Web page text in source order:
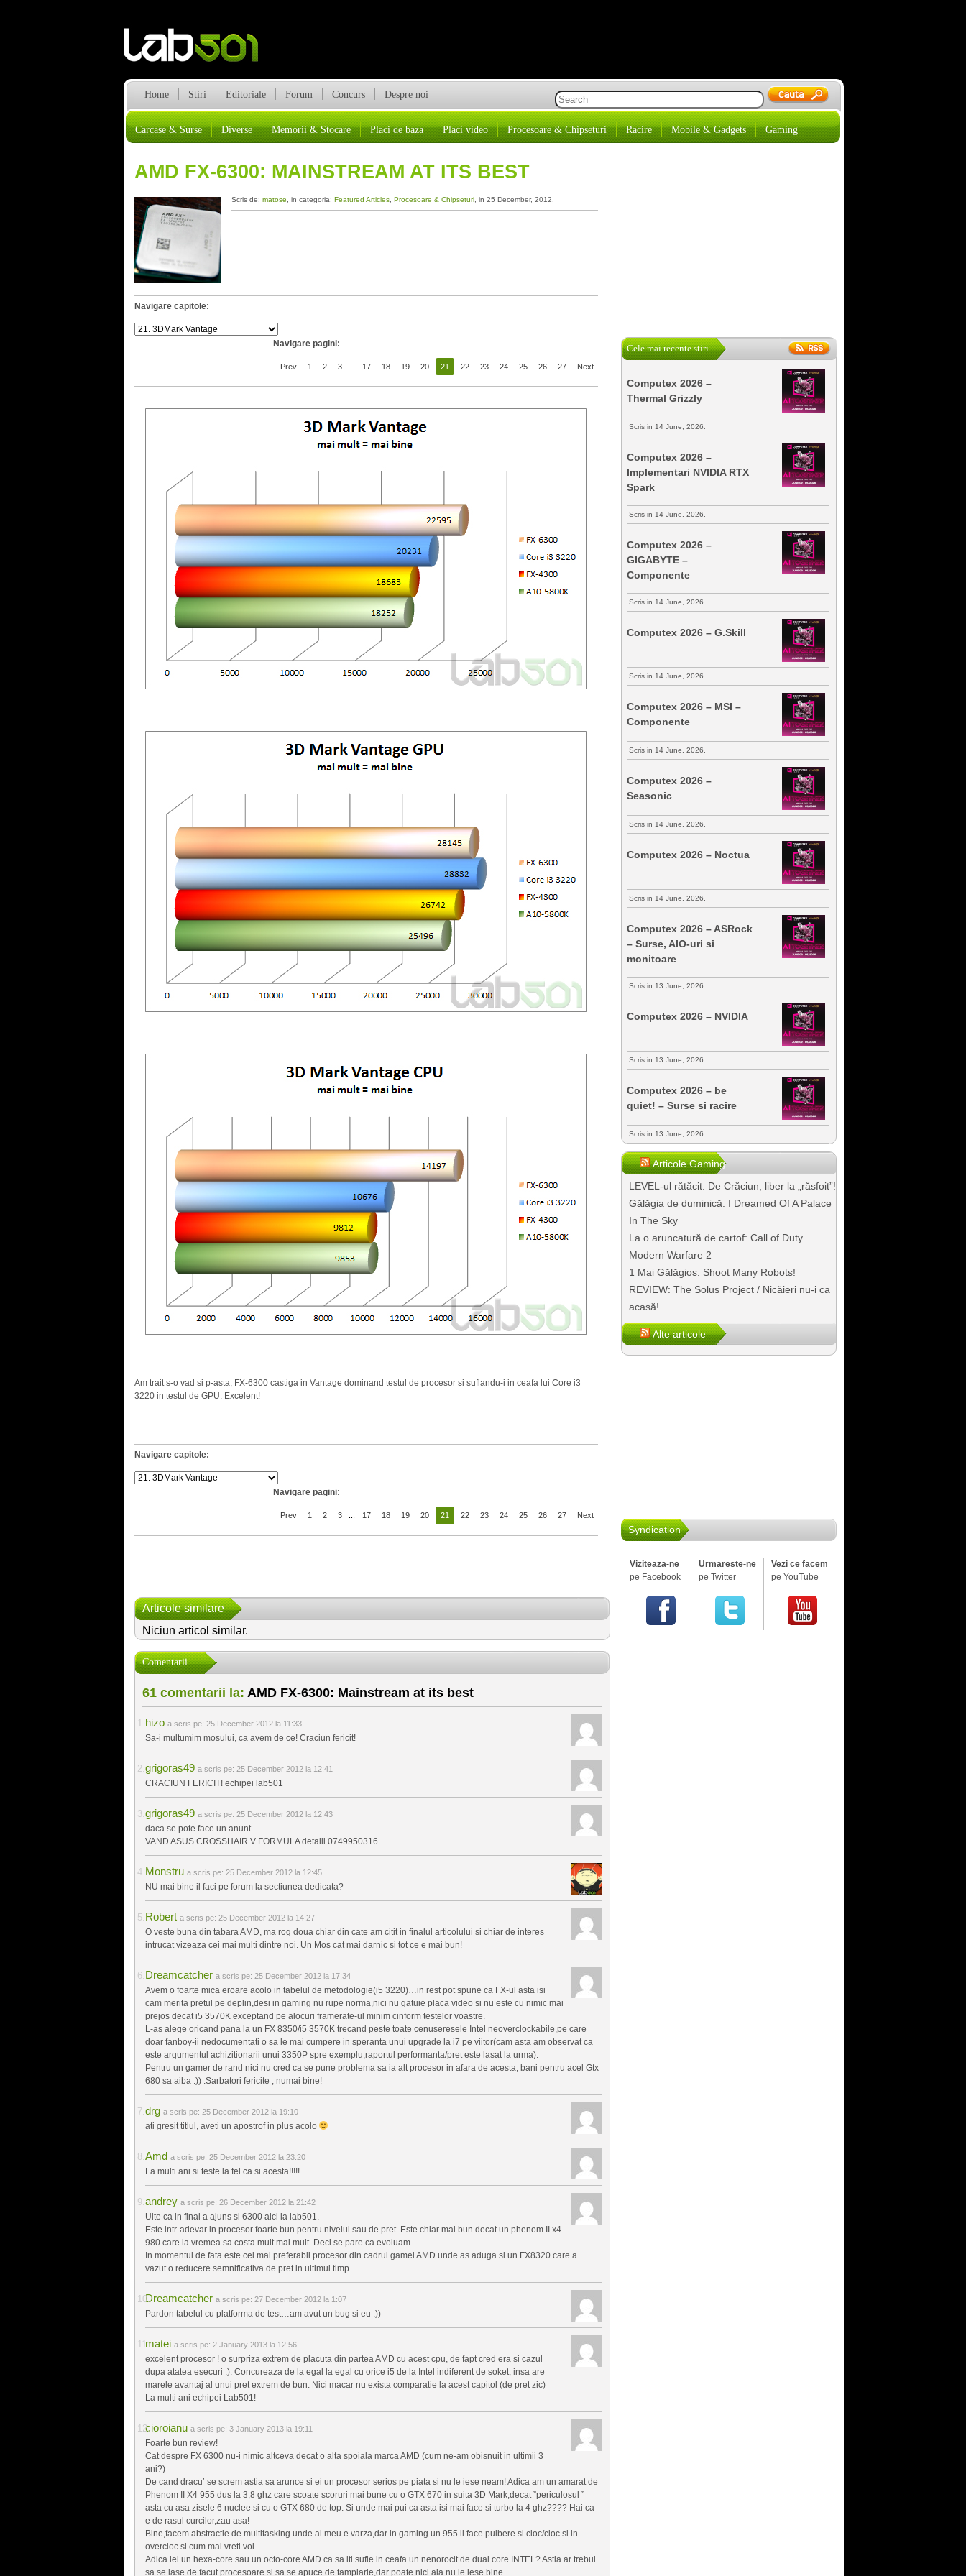
Home Stiri Editoriale Forum Concurs Despre noi
Carcase & Surse Diverse Memorii & Stocare Placi de baza Placi video Procesoare & Chipseturi Racire Mobile & Gadgets Gaming
AMD FX-6300: MAINSTREAM AT ITS BEST
Scris de: matose , in categoria: Featured Articles, Procesoare & Chipseturi, in 25 December, 2012.
Navigare capitole:
Navigare pagini:
Prev 1 2 3 17 18 19 20 21 22 23 24 25 26 27 Next
Am trait s-o vad si p-asta, FX-6300 castiga in Vantage dominand testul de procesor si suflandu-i in ceafa lui Core i3
3220 in testul de GPU. Excelent!
Navigare capitole:
Navigare pagini:
Prev 1 2 3 17 18 19 20 21 22 23 24 25 26 27 Next
Articole similare
Niciun articol similar.
Comentarii
61 comentarii la: AMD FX-6300: Mainstream at its best
hizo a scris pe: 25 December 2012 la 11:33
Sa-i multumim mosului, ca avem de ce! Craciun fericit!
grigoras49 a scris pe: 25 December 2012 la 12:41
CRACIUN FERICIT! echipei lab501
grigoras49 a scris pe: 25 December 2012 la 12:43
daca se pote face un anunt
VAND ASUS CROSSHAIR V FORMULA detalii 0749950316
Monstru a scris pe: 25 December 2012 la 12:45
NU mai bine il faci pe forum la sectiunea dedicata?
Robert a scris pe: 25 December 2012 la 14:27
O veste buna din tabara AMD, ma rog doua chiar din cate am citit in finalul articolului si chiar de interes
intrucat vizeaza cei mai multi dintre noi. Un Mos cat mai darnic si tot ce e mai bun!
Dreamcatcher a scris pe: 25 December 2012 la 17:34
Avem o foarte mica eroare acolo in tabelul de metodologie(i5 3220)…in rest pot spune ca FX-ul asta isi
cam merita pretul pe deplin,desi in gaming nu rupe norma,nici nu gatuie placa video si nu este cu nimic mai
prejos decat i5 3570K exceptand pe alocuri framerate-ul minim cinform testelor voastre.
L-as alege oricand pana la un FX 8350/i5 3570K trecand peste toate cenuseresele Intel neoverclockabile,pe care
doar fanboy-ii nedocumentati o sa le mai cumpere in speranta unui upgrade la i7 pe viitor(cam asta am observat ca
este argumentul achizitionarii unui 3350P spre exemplu,raportul performanta/pret este lasat la urma).
Pentru un gamer de rand nici nu cred ca se pune problema sa ia alt procesor in afara de acesta, bani pentru acel Gtx
680 sa aiba :)) .Sarbatori fericite , numai bine!
drg a scris pe: 25 December 2012 la 19:10
ati gresit titlul, aveti un apostrof in plus acolo
Amd a scris pe: 25 December 2012 la 23:20
La multi ani si teste la fel ca si acesta!!!!!
andrey a scris pe: 26 December 2012 la 21:42
Uite ca in final a ajuns si 6300 aici la lab501.
Este intr-adevar in procesor foarte bun pentru nivelul sau de pret. Este chiar mai bun decat un phenom II x4
980 care la vremea sa costa mult mai mult. Deci se pare ca evoluam.
In momentul de fata este cel mai preferabil procesor din cadrul gamei AMD unde as aduga si un FX8320 care a
vazut o reducere semnificativa de pret in ultimul timp.
Dreamcatcher a scris pe: 27 December 2012 la 1:07
Pardon tabelul cu platforma de test…am avut un bug si eu :))
matei a scris pe: 2 January 2013 la 12:56
excelent procesor ! o surpriza extrem de placuta din partea AMD cu acest cpu, de fapt cred era si cazul
dupa atatea esecuri :). Concureaza de la egal la egal cu orice i5 de la Intel indiferent de soket, insa are
marele avantaj al unui pret extrem de bun. Nici macar nu exista comparatie la acest capitol (de pret zic)
La multi ani echipei Lab501!
cioroianu a scris pe: 3 January 2013 la 19:11
Foarte bun review!
Cat despre FX 6300 nu-i nimic altceva decat o alta spoiala marca AMD (cum ne-am obisnuit in ultimii 3
ani?)
De cand dracu’ se screm astia sa arunce si ei un procesor serios pe piata si nu le iese neam! Adica am un amarat de
Phenom II X4 955 dus la 3,8 ghz care scoate scoruri mai bune cu o GTX 670 in suita 3D Mark,decat ”periculosul ”
asta cu asa zisele 6 nuclee si cu o GTX 680 de top. Si unde mai pui ca asta isi mai face si turbo la 4 ghz???? Hai ca
e de rasul curcilor,zau asa!
Bine,facem abstractie de multitasking unde al meu e varza,dar in gaming un 955 il face pulbere si cloc/cloc si in
overcloc si cum mai vreti voi.
Adica iei un hexa-core sau un octo-core AMD ca sa iti sufle in ceafa un nenorocit de dual core INTEL? Astia ar trebui
sa se lase de facut procesoare si sa se apuce de tamplarie,dar poate nici aia nu le iese bine…
Cele mai recente stiri
Computex 2026 –
Thermal Grizzly
Scris in 14 June, 2026.
Computex 2026 –
Implementari NVIDIA RTX
Spark
Scris in 14 June, 2026.
Computex 2026 –
GIGABYTE –
Componente
Scris in 14 June, 2026.
Computex 2026 – G.Skill
Scris in 14 June, 2026.
Computex 2026 – MSI –
Componente
Scris in 14 June, 2026.
Computex 2026 –
Seasonic
Scris in 14 June, 2026.
Computex 2026 – Noctua
Scris in 14 June, 2026.
Computex 2026 – ASRock
– Surse, AIO-uri si
monitoare
Scris in 13 June, 2026.
Computex 2026 – NVIDIA
Scris in 13 June, 2026.
Computex 2026 – be
quiet! – Surse si racire
Scris in 13 June, 2026.
Articole Gaming
LEVEL-ul rătăcit. De Crăciun, liber la „răsfoit”!
Gălăgia de duminică: I Dreamed Of A Palace
In The Sky
La o aruncatură de cartof: Call of Duty
Modern Warfare 2
1 Mai Gălăgios: Shoot Many Robots!
REVIEW: The Solus Project / Nicăieri nu-i ca
acasă!
Alte articole
Syndication
Viziteaza-ne
pe Facebook
Urmareste-ne
pe Twitter
Vezi ce facem
pe YouTube